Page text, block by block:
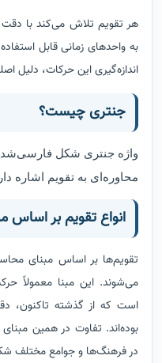
هر تقویم تلاش می‌کند با
به واحدهای زمانی قابل
اندازه‌گیری این حرکات، دلیل
جنتری چیست؟
واژه جنتری شکل
محاوره‌ای به تقویم اشاره
انواع تقویم بر اساس
تقویم‌ها بر اساس مبنای
می‌شوند. این مبنا معمولاً
است که از گذشته تاکنون،
بوده‌اند. تفاوت در همین
در فرهنگ‌ها و جوامع مختلف